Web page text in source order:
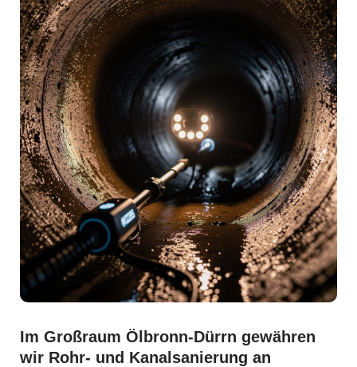
Im Großraum Ölbronn-Dürrn gewähren
wir Rohr- und Kanalsanierung an